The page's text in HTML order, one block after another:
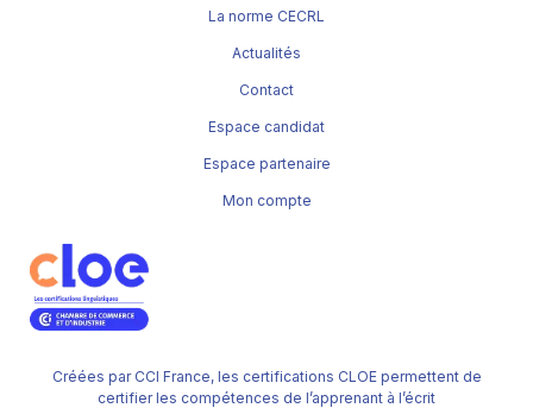
Créées par CCI France, les certifications CLOE permettent de
certifier les compétences de l’apprenant à l’écrit
La norme CECRL
Actualités
Contact
Espace candidat
Espace partenaire
Mon compte